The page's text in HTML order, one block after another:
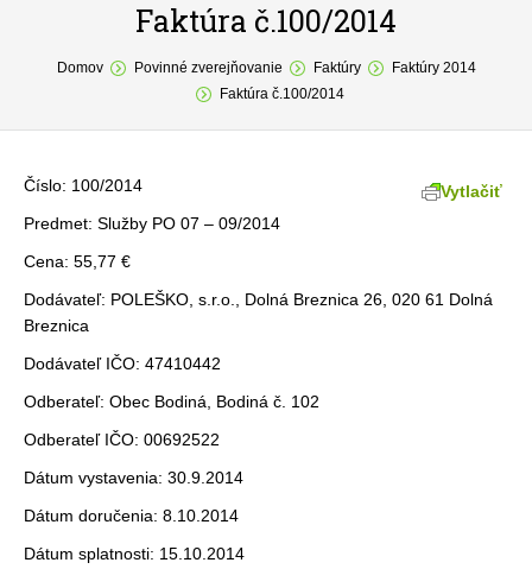
Aktuality
O obci
Formuláre
Fotogaléria
Kontakt
Faktúra č.100/2014
You are here:
Domov Povinné zverejňovanie Faktúry
Faktúry 2014
Faktúra č.100/2014
Vytlačiť
Číslo: 100/2014
Predmet: Služby PO 07 – 09/2014
Cena: 55,77 €
Dodávateľ: POLEŠKO, s.r.o., Dolná Breznica 26, 020 61 Dolná
Breznica
Dodávateľ IČO: 47410442
Odberateľ: Obec Bodiná, Bodiná č. 102
Odberateľ IČO: 00692522
Dátum vystavenia: 30.9.2014
Dátum doručenia: 8.10.2014
Dátum splatnosti: 15.10.2014